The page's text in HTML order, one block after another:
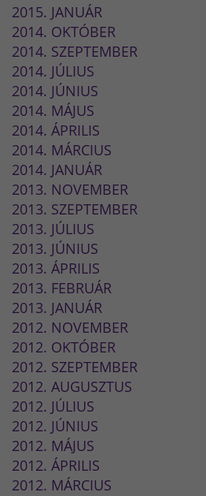
2015. JANUÁR
2014. OKTÓBER
2014. SZEPTEMBER
2014. JÚLIUS
2014. JÚNIUS
2014. MÁJUS
2014. ÁPRILIS
2014. MÁRCIUS
2014. JANUÁR
2013. NOVEMBER
2013. SZEPTEMBER
2013. JÚLIUS
2013. JÚNIUS
2013. ÁPRILIS
2013. FEBRUÁR
2013. JANUÁR
2012. NOVEMBER
2012. OKTÓBER
2012. SZEPTEMBER
2012. AUGUSZTUS
2012. JÚLIUS
2012. JÚNIUS
2012. MÁJUS
2012. ÁPRILIS
2012. MÁRCIUS